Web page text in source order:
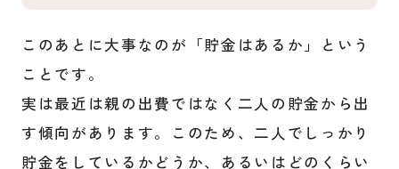
このあとに大事なのが「貯金はあるか」という
ことです。
実は最近は親の出費ではなく二人の貯金から出
す傾向があります。このため、二人でしっかり
貯金をしているかどうか、あるいはどのくらい